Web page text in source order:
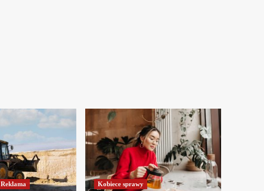
Reklama Kobiece sprawy